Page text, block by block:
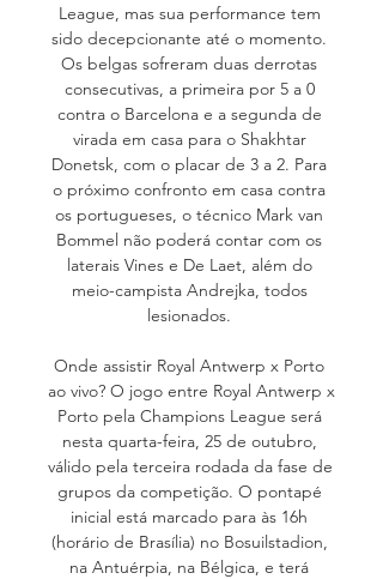
League, mas sua performance tem
sido decepcionante até o momento.
Os belgas sofreram duas derrotas
consecutivas, a primeira por 5 a 0
contra o Barcelona e a segunda de
virada em casa para o Shakhtar
Donetsk, com o placar de 3 a 2. Para
o próximo confronto em casa contra
os portugueses, o técnico Mark van
Bommel não poderá contar com os
laterais Vines e De Laet, além do
meio-campista Andrejka, todos
lesionados.
Onde assistir Royal Antwerp x Porto
ao vivo? O jogo entre Royal Antwerp x
Porto pela Champions League será
nesta quarta-feira, 25 de outubro,
válido pela terceira rodada da fase de
grupos da competição. O pontapé
inicial está marcado para às 16h
(horário de Brasília) no Bosuilstadion,
na Antuérpia, na Bélgica, e terá